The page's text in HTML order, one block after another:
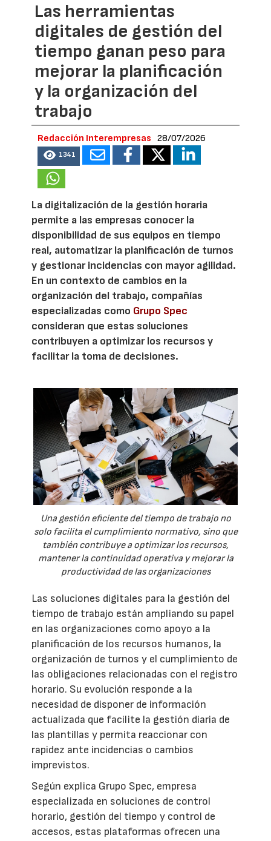
Las herramientas
digitales de gestión del
tiempo ganan peso para
mejorar la planificación
y la organización del
trabajo
Redacción Interempresas 28/07/2026
1341
La digitalización de la gestión horaria
permite a las empresas conocer la
disponibilidad de sus equipos en tiempo
real, automatizar la planificación de turnos
y gestionar incidencias con mayor agilidad.
En un contexto de cambios en la
organización del trabajo, compañías
especializadas como Grupo Spec
consideran que estas soluciones
contribuyen a optimizar los recursos y
facilitar la toma de decisiones.
Una gestión eficiente del tiempo de trabajo no
solo facilita el cumplimiento normativo, sino que
también contribuye a optimizar los recursos,
mantener la continuidad operativa y mejorar la
productividad de las organizaciones
Las soluciones digitales para la gestión del
tiempo de trabajo están ampliando su papel
en las organizaciones como apoyo a la
planificación de los recursos humanos, la
organización de turnos y el cumplimiento de
las obligaciones relacionadas con el registro
horario. Su evolución responde a la
necesidad de disponer de información
actualizada que facilite la gestión diaria de
las plantillas y permita reaccionar con
rapidez ante incidencias o cambios
imprevistos.
Según explica Grupo Spec, empresa
especializada en soluciones de control
horario, gestión del tiempo y control de
accesos, estas plataformas ofrecen una